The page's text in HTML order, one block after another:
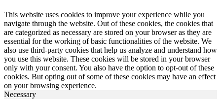
This website uses cookies to improve your experience while you
navigate through the website. Out of these cookies, the cookies that
are categorized as necessary are stored on your browser as they are
essential for the working of basic functionalities of the website. We
also use third-party cookies that help us analyze and understand how
you use this website. These cookies will be stored in your browser
only with your consent. You also have the option to opt-out of these
cookies. But opting out of some of these cookies may have an effect
on your browsing experience.
Necessary